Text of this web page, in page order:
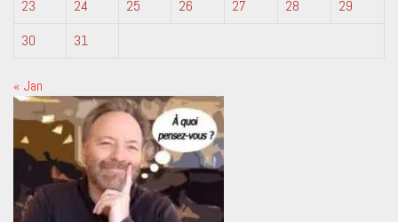
23
24 25 26 27 28
29
30
31
« Jan